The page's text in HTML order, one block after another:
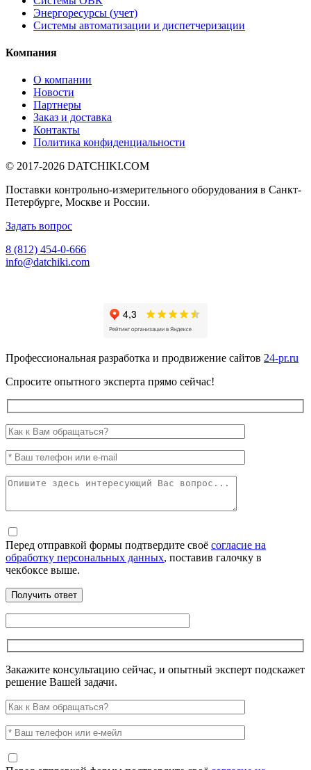
Энергоресурсы (учет)
Системы автоматизации и диспетчеризации
Компания
О компании
Новости
Партнеры
Заказ и доставка
Контакты
Политика конфиденциальности
© 2017-2026 DATCHIKI.COM
Поставки контрольно-измерительного оборудования в Санкт-
Петербурге, Москве и России.
Задать вопрос
8 (812) 454-0-666
info@datchiki.com
Профессиональная разработка и продвижение сайтов 24-pr.ru
Спросите опытного эксперта прямо сейчас!
Перед отправкой формы подтвердите своё согласие на
обработку персональных данных, поставив галочку в
чекбоксе выше.
Закажите консультацию сейчас, и опытный эксперт подскажет
решение Вашей задачи.